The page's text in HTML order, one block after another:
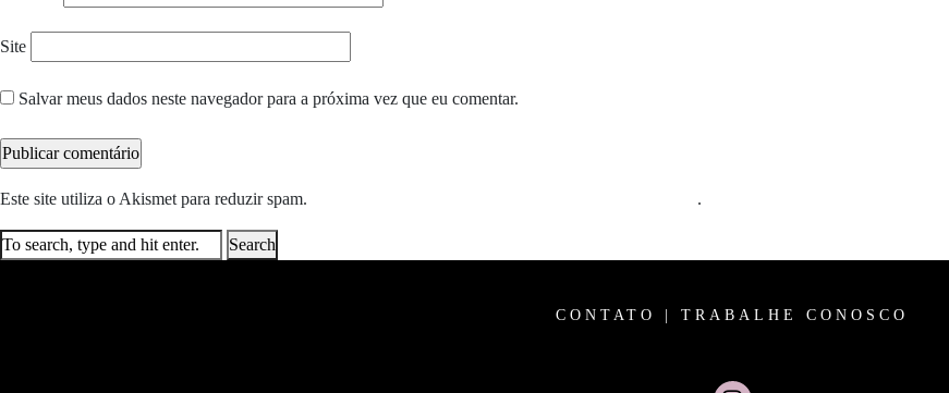
Site
Salvar meus dados neste navegador para a próxima vez que eu comentar.
Este site utiliza o Akismet para reduzir spam. .
Search
CONTATO TRABALHE CONOSCO